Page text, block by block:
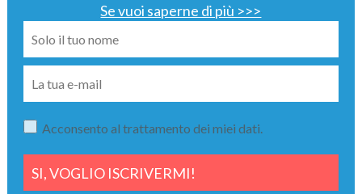
Se vuoi saperne di più >>>
Acconsento al trattamento dei miei dati.